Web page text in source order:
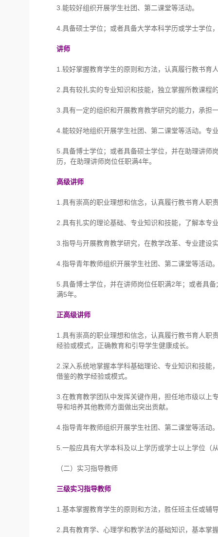
3.能较好组织开展学生社团、第二课堂等活动。
4.具备硕士学位；或者具备大学本科学历或学士学位
讲师
1.较好掌握教育学生的原则和方法，认真履行教书育
2.具有较扎实的专业知识和技能，独立掌握所教课程
3.具有一定的组织和开展教育教学研究的能力，承担
4.能较好地组织开展学生社团、第二课堂等活动。专
5.具备博士学位；或者具备硕士学位，并在助理讲师
历，在助理讲师岗位任职满4年。
高级讲师
1.具有崇高的职业理想和信念，认真履行教书育人职
2.具有扎实的理论基础、专业知识和技能，了解本专
3.指导与开展教育教学研究，在教学改革、专业建设
4.指导青年教师组织开展学生社团、第二课堂等活动
5.具备博士学位，并在讲师岗位任职满2年；或者具
满5年。
正高级讲师
1.具有崇高的职业理想和信念，认真履行教书育人职
经验或模式，正确教育和引导学生健康成长。
2.深入系统地掌握本学科基础理论、专业知识和技能
借鉴的教学经验或模式。
3.在教育教学团队中发挥关键作用，担任地市级以上
导和培养其他教师方面做出突出贡献。
4.指导青年教师组织开展学生社团、第二课堂等活动
5.一般应具有大学本科及以上学历或学士以上学位（
（二）实习指导教师
三级实习指导教师
1.基本掌握教育学生的原则和方法，胜任班主任或辅
2.具有教育学、心理学和教学法的基础知识，基本掌